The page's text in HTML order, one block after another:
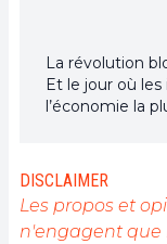
La révolution
Et le jour où
l’économie la
DISCLAIMER
Les propos et
n'engagent que